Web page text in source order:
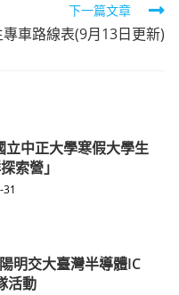
下一篇文章
車路線表(9月13日更新)
中正大學寒假大學生
索營」
明交大臺灣半導體IC
活動